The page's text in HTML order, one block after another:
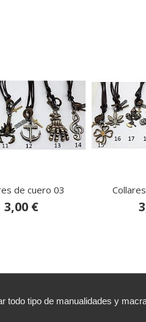
de cuero 03
3,00 €
todo tipo de manualidades y